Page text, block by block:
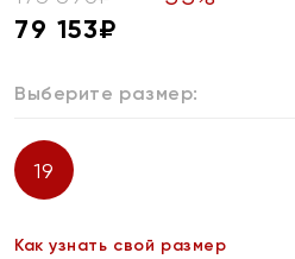
79 153₽
Выберите размер:
19
Как узнать свой размер